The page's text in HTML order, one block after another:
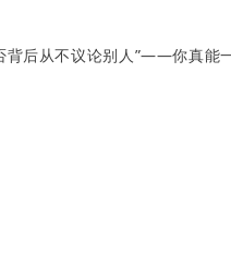
背后从不议论别人”——你真能